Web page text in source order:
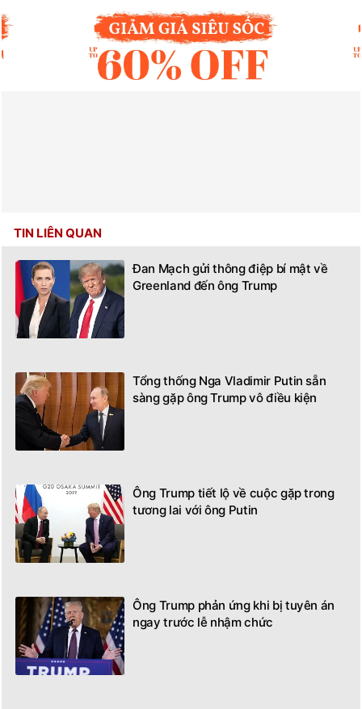
TIN LIÊN QUAN
Đan Mạch gửi thông điệp bí mật về
Greenland đến ông Trump
Tổng thống Nga Vladimir Putin sẵn
sàng gặp ông Trump vô điều kiện
Ông Trump tiết lộ về cuộc gặp trong
tương lai với ông Putin
Ông Trump phản ứng khi bị tuyên án
ngay trước lễ nhậm chức